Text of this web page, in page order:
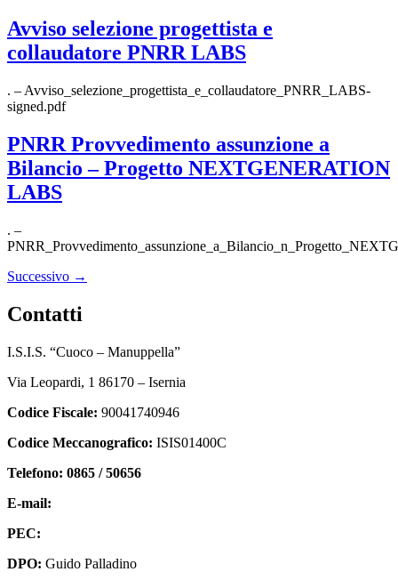
Avviso selezione progettista e
collaudatore PNRR LABS
. – Avviso_selezione_progettista_e_collaudatore_PNRR_LABS-
signed.pdf
PNRR Provvedimento assunzione a
Bilancio – Progetto NEXTGENERATION
LABS
. –
Successivo →
contatti
I.S.I.S. “Cuoco – Manuppella”
Via Leopardi, 1 86170 – Isernia
Codice Fiscale: 90041740946
Codice Meccanografico: ISIS01400C
Telefono: 0865 / 50656
E-mail:
PEC:
DPO: Guido Palladino